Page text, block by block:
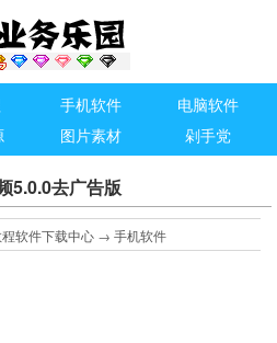
手机软件
电脑软件
图片素材 剁手党
5.0.0去广告版
软件下载中心 → 手机软件